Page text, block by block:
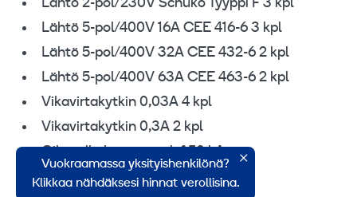
Lähtö 2-pol/230V Schuko Tyyppi F 3 kpl
Lähtö 5-pol/400V 16A CEE 416-6 3 kpl
Lähtö 5-pol/400V 32A CEE 432-6 2 kpl
Lähtö 5-pol/400V 63A CEE 463-6 2 kpl
Vikavirtakytkin 0,03A 4 kpl
Vikavirtakytkin 0,3A 2 kpl
Oikosulkukestävyys lcf 50 kA
Suojausluokka IP44
Vuokraamassa yksityishenkilönä?
Klikkaa nähdäksesi hinnat verollisina.